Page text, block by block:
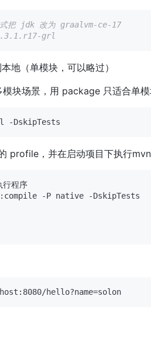
式把 jdk 改为 graalvm-ce-17
grl
地（单模块，可以略过）
块场景，用 package 只适合单
profile，并在启动项目下执行
程序